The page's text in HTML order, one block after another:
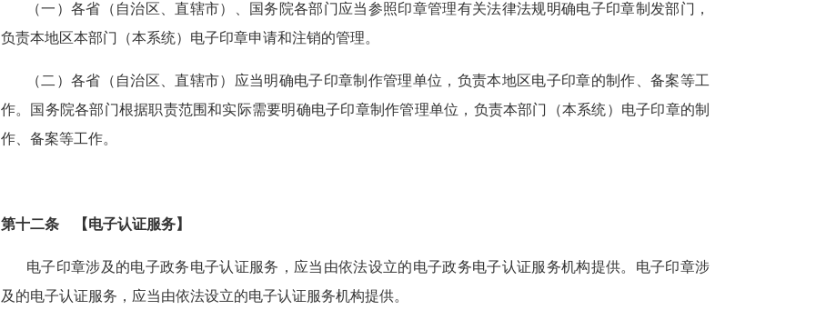
（一）各省（自治区、直辖市）、国务院各部门应当参照印章管理有关法律法规明确电子印章制发部门，
负责本地区本部门（本系统）电子印章申请和注销的管理。
（二）各省（自治区、直辖市）应当明确电子印章制作管理单位，负责本地区电子印章的制作、备案等工
作。国务院各部门根据职责范围和实际需要明确电子印章制作管理单位，负责本部门（本系统）电子印章的制
作、备案等工作。
第十二条 【电子认证服务】
电子印章涉及的电子政务电子认证服务，应当由依法设立的电子政务电子认证服务机构提供。电子印章涉
及的电子认证服务，应当由依法设立的电子认证服务机构提供。